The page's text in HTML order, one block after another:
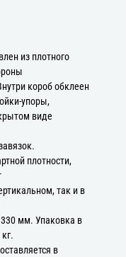
из плотного
короб обклеен
упоры,
виде
плотности,
так и в
мм. Упаковка в
в